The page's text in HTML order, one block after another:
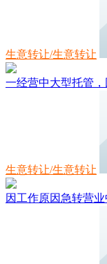
生意转让/生意转让
一经营中大型托管
生意转让/生意转让
因工作原因急转营